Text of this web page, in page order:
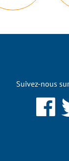
Suivez-nous